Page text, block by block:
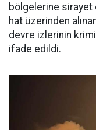
bölgelerine sirayet
hat üzerinden
devre izlerinin
ifade edildi.